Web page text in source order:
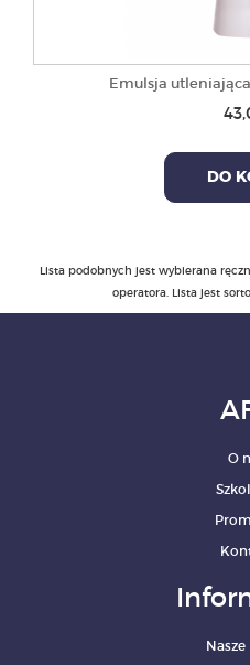
Emulsja
DO
Lista podobnych jest wybierana
operatora. Lista jest
O